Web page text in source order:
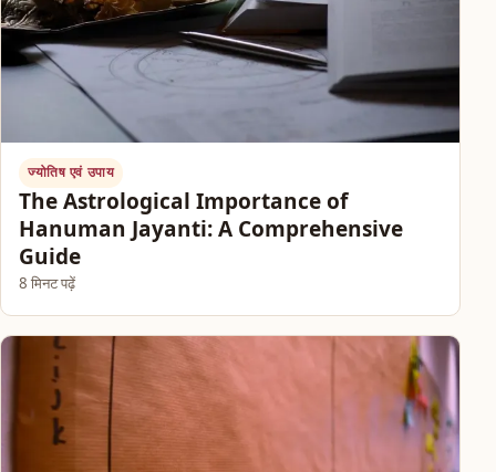
ज्योतिष एवं उपाय
The Astrological Importance of
Hanuman Jayanti: A Comprehensive
Guide
8 मिनट पढ़ें